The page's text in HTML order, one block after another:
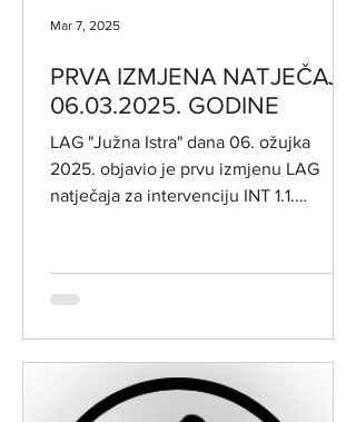
PRVA IZMJENA NATJEČAJA
06.03.2025. GODINE
LAG "Južna Istra" dana 06. ožujka
2025. objavio je prvu izmjenu LAG
natječaja za intervenciju INT 1.1.
Mar 7, 2025